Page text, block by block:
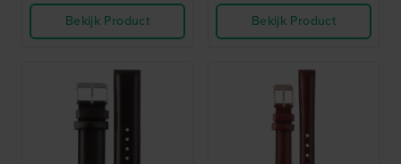
Bekijk Product
Bekijk Product